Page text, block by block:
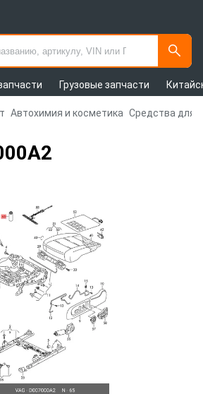
Грузовые запчасти
Автохимия и косметика Средства для